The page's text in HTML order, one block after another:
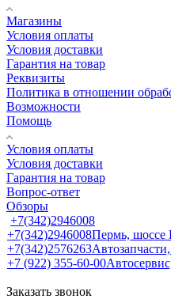
Магазины
Условия оплаты
Условия доставки
Гарантия на товар
Реквизиты
Политика в отношении
Возможности
Помощь
Условия оплаты
Условия доставки
Гарантия на товар
Вопрос-ответ
Обзоры
+7(342)2946008
+7(342)2946008Пермь, шоссе
+7(342)2576263
+7 (922) 355-60-00
Заказать звонок